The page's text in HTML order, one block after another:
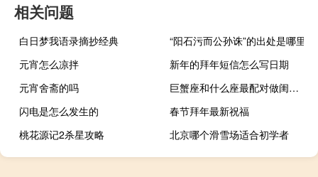
相关问题
白日梦我语录摘抄经典
“阳石污而公孙诛”的出处是哪里
元宵怎么凉拌
新年的拜年短信怎么写日期
元宵舍斋的吗
巨蟹座和什么座最配对做闺蜜（巨蟹座和什么座最配）
闪电是怎么发生的
春节拜年最新祝福
桃花源记2杀星攻略
北京哪个滑雪场适合初学者